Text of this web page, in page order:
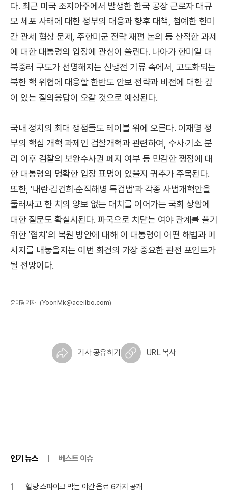
다. 최근 미국 조지아주에서 발생한 한국 공장 근로자 대규
모 체포 사태에 대한 정부의 대응과 향후 대책, 첨예한 한미
간 관세 협상 문제, 주한미군 전략 재편 논의 등 산적한 과제
에 대한 대통령의 입장에 관심이 쏠린다. 나아가 한미일 대
북중러 구도가 선명해지는 신냉전 기류 속에서, 고도화되는
북한 핵 위협에 대응할 한반도 안보 전략과 비전에 대한 깊
이 있는 질의응답이 오갈 것으로 예상된다.
국내 정치의 최대 쟁점들도 테이블 위에 오른다. 이재명 정
부의 핵심 개혁 과제인 검찰개혁과 관련하여, 수사·기소 분
리 이후 검찰의 보완수사권 폐지 여부 등 민감한 쟁점에 대
한 대통령의 명확한 입장 표명이 있을지 귀추가 주목된다.
또한, '내란·김건희·순직해병 특검법'과 각종 사법개혁안을
둘러싸고 한 치의 양보 없는 대치를 이어가는 국회 상황에
대한 질문도 확실시된다. 파국으로 치닫는 여야 관계를 풀기
위한 '협치'의 복원 방안에 대해 이 대통령이 어떤 해법과 메
시지를 내놓을지는 이번 회견의 가장 중요한 관전 포인트가
될 전망이다.
윤미경 기자 (YoonMk@aceilbo.com)
기사 공유하기 URL 복사
인기 뉴스 베스트 이슈
1 혈당 스파이크 막는 야간 음료 6가지 공개